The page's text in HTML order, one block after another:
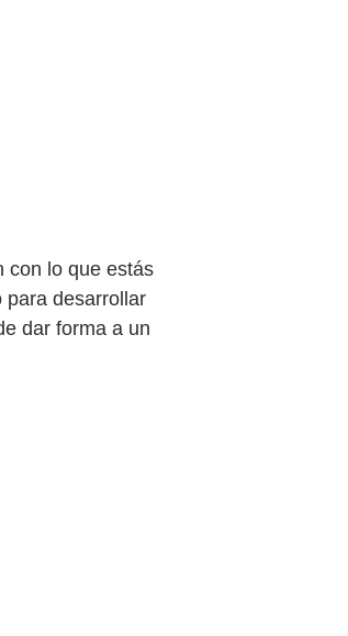
con lo que estás
para desarrollar
dar forma a un